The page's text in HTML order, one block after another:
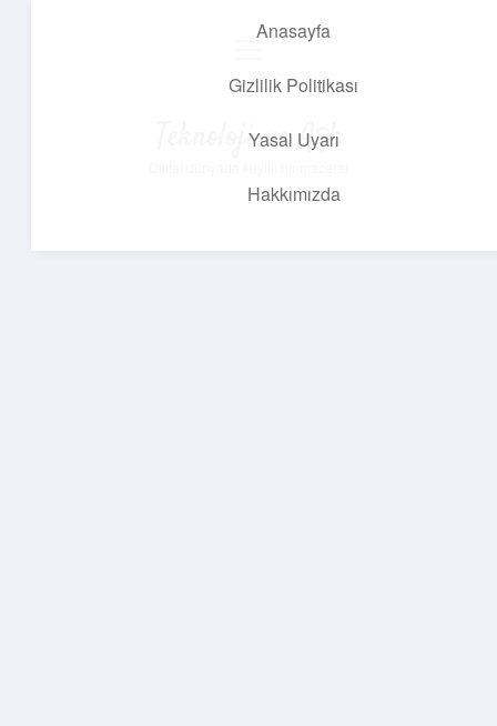
Anasayfa
Gizlilik Politikası
Yasal Uyarı
Hakkımızda
Teknoloji ve Aşk